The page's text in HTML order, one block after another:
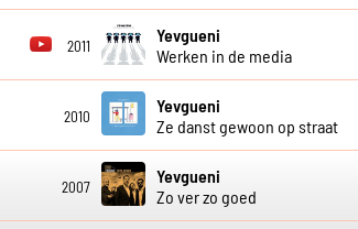
2011
Yevgueni
Werken in de media
2010
Yevgueni
Ze danst gewoon op straat
2007
Yevgueni
Zo ver zo goed